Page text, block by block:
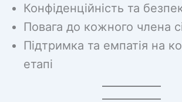
Конфіденційність та
Повага до кожного члена
Підтримка та емпатія на
етапі